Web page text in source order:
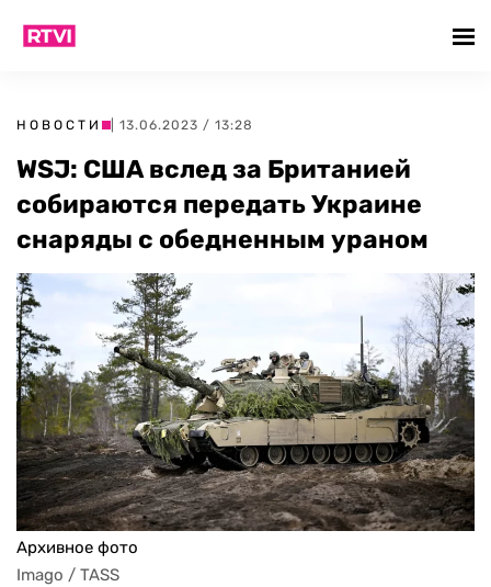
НОВОСТИ | 13.06.2023 / 13:28
WSJ: США вслед за Британией
собираются передать Украине
снаряды с обедненным ураном
Архивное фото
Imago / TASS